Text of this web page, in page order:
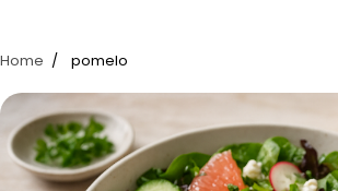
Home pomelo